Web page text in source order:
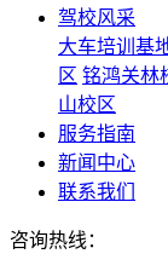
驾校风采
大车培训基
区 铭鸿关林
山校区
服务指南
新闻中心
联系我们
咨询热线：